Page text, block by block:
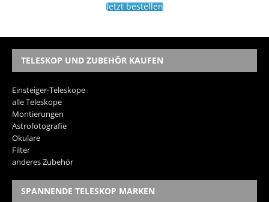
Jetzt bestellen
TELESKOP UND ZUBEHÖR KAUFEN
Einsteiger-Teleskope
alle Teleskope
Montierungen
Astrofotografie
Okulare
Filter
anderes Zubehör
SPANNENDE TELESKOP MARKEN